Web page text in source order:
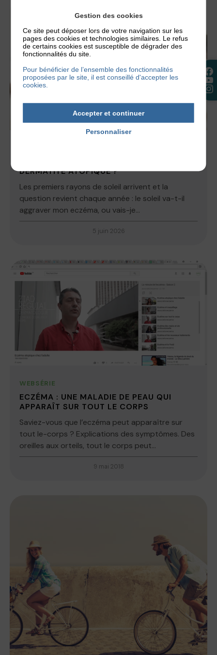
DERMATITE ATOPIQUE ?
Les premiers rayons de soleil arrivent et la
question revient chaque année : le soleil va-t-il
aggraver mon eczéma, ou vais-je...
5 juin 2026
WEBSÉRIE
ECZÉMA : UNE MALADIE DE PEAU QUI
APPARAÎT SUR TOUT LE CORPS
Saviez-vous que l’eczéma peut apparaître sur
tout le-corps ? Explications des symptômes. Des
oreilles aux orteils, tout le corps peut...
9 mai 2018
Gestion des cookies
Ce site peut déposer lors de votre navigation sur les
pages des cookies et technologies similaires. Le refus
de certains cookies est susceptible de dégrader des
fonctionnalités du site.
Pour bénéficier de l’ensemble des fonctionnalités
proposées par le site, il est conseillé d'accepter les
cookies.
Accepter et continuer
Personnaliser